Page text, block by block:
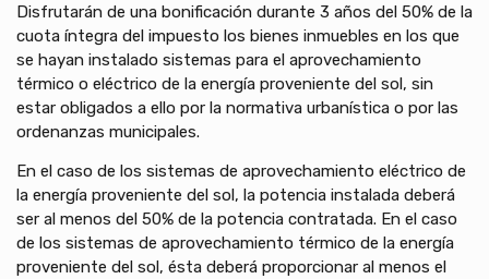
Disfrutarán de una bonificación durante 3 años del 50% de la
cuota íntegra del impuesto los bienes inmuebles en los que
se hayan instalado sistemas para el aprovechamiento
térmico o eléctrico de la energía proveniente del sol, sin
estar obligados a ello por la normativa urbanística o por las
ordenanzas municipales.
En el caso de los sistemas de aprovechamiento eléctrico de
la energía proveniente del sol, la potencia instalada deberá
ser al menos del 50% de la potencia contratada. En el caso
de los sistemas de aprovechamiento térmico de la energía
proveniente del sol, ésta deberá proporcionar al menos el